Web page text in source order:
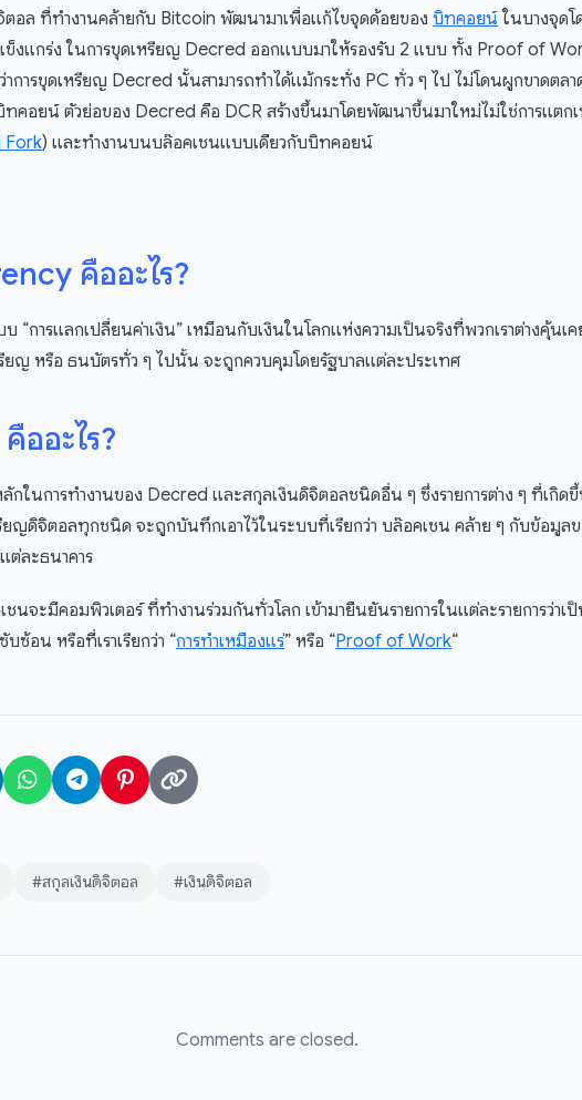
อล ที่ทำงานคล้ายกับ Bitcoin พัฒนามาเพื่อแก้ไขจุดด้อยของ บิทคอยน์ ในบางจุด
ข็งแกร่ง ในการขุดเหรียญ Decred ออกแบบมาให้รองรับ 2 แบบ ทั้ง Proof of
การขุดเหรียญ Decred นั้นสามารถทำได้แม้กระทั่ง PC ทั่ว ๆ ไป ไม่โดนผูกขาดตล
คอยน์ ตัวย่อของ Decred คือ DCR สร้างขึ้นมาโดยพัฒนาขึ้นมาใหม่ไม่ใช่การแตก
Fork) และทำงานบนบล๊อคเชนแบบเดียวกับบิทคอยน์
คืออะไร?
“การแลกเปลี่ยนค่าเงิน” เหมือนกับเงินในโลกแห่งความเป็นจริงที่พวกเราต่างคุ้นเ
ยญ หรือ ธนบัตรทั่ว ๆ ไปนั้น จะถูกควบคุมโดยรัฐบาลแต่ละประเทศ
ออะไร?
กในการทำงานของ Decred และสกุลเงินดิจิตอลชนิดอื่น ๆ ซึ่งรายการต่าง ๆ ที่เกิดขึ้
ยญดิจิตอลทุกชนิด จะถูกบันทึกเอาไว้ในระบบที่เรียกว่า บล๊อคเชน คล้าย ๆ กับข้อมูล
ต่ละธนาคาร
นจะมีคอมพิวเตอร์ ที่ทำงานร่วมกันทั่วโลก เข้ามายืนยันรายการในแต่ละรายการว่าเป็
ซ้อน หรือที่เราเรียกว่า “การทำเหมืองแร่” หรือ “Proof of Work“
#สกุลเงินดิจิตอล #เงินดิจิตอล
Comments are closed.